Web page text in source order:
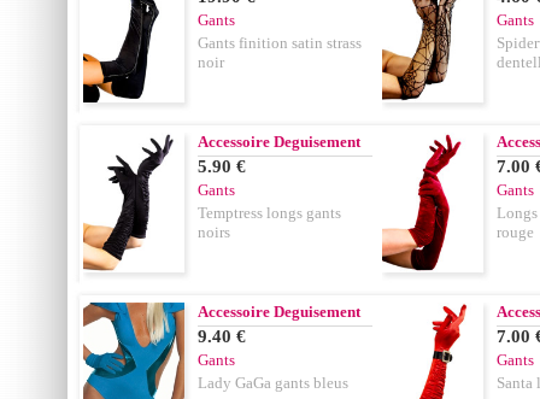
Gants
Gants finition satin strass
noir
Gants
Accessoire Deguisement
5.90 €
Gants
Temptress longs gants
noirs
7.00
Gants
rouge
Accessoire Deguisement
9.40 €
Gants
Lady GaGa gants bleus
7.00
Gants
Santa